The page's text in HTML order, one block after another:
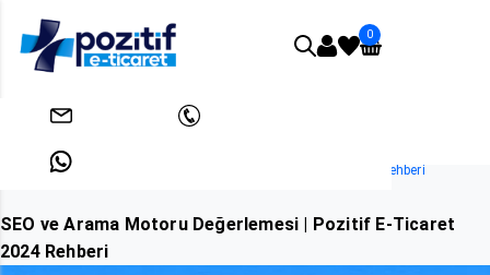
info@pozitifeticaret.com
0
SEO ve Arama Motoru Değerlemesi | Pozitif E-Ticaret 2024 Rehberi
SEO ve Arama Motoru Değerlemesi | Pozitif E-Ticaret
2024 Rehberi